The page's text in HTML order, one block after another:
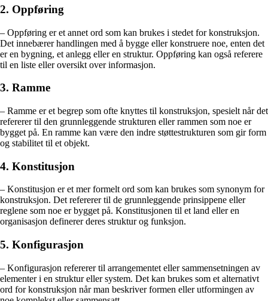
2. Oppføring
– Oppføring er et annet ord som kan brukes i stedet for konstruksjon.
Det innebærer handlingen med å bygge eller konstruere noe, enten det
er en bygning, et anlegg eller en struktur. Oppføring kan også referere
til en liste eller oversikt over informasjon.
3. Ramme
– Ramme er et begrep som ofte knyttes til konstruksjon, spesielt når det
refererer til den grunnleggende strukturen eller rammen som noe er
bygget på. En ramme kan være den indre støttestrukturen som gir form
og stabilitet til et objekt.
4. Konstitusjon
– Konstitusjon er et mer formelt ord som kan brukes som synonym for
konstruksjon. Det refererer til de grunnleggende prinsippene eller
reglene som noe er bygget på. Konstitusjonen til et land eller en
organisasjon definerer deres struktur og funksjon.
5. Konfigurasjon
– Konfigurasjon refererer til arrangementet eller sammensetningen av
elementer i en struktur eller system. Det kan brukes som et alternativt
ord for konstruksjon når man beskriver formen eller utformingen av